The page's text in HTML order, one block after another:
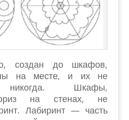
создан до шкафов,
на месте, и их не
никогда. Шкафы,
на стенах, не
Лабиринт — часть